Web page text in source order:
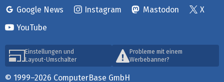
Google News
Instagram Mastodon
X
YouTube
Einstellungen und
Layout-Umschalter
Probleme mit einem
Werbebanner?
© 1999–2026 ComputerBase GmbH